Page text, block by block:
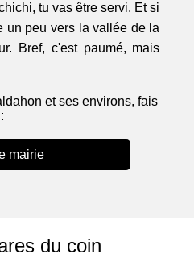
tu vas être servi. Et si
un peu vers la vallée de la
Bref, c'est paumé, mais
et ses environs, fais
mairie
du coin